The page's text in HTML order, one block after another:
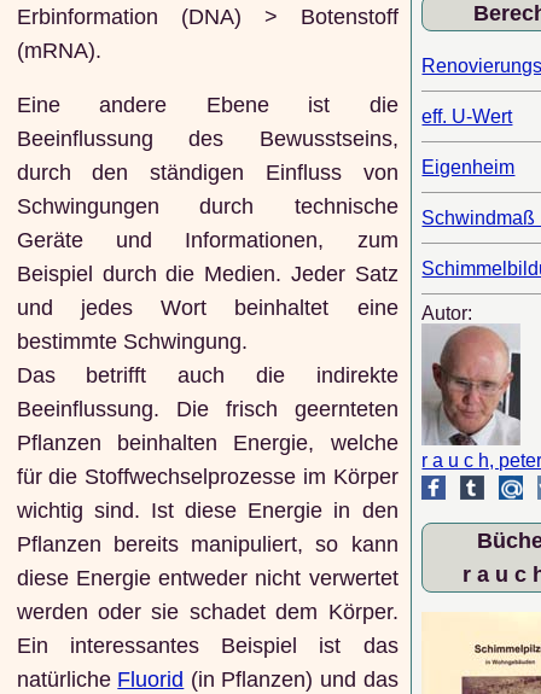
Erbinformation (DNA) > Botenstoff
(mRNA).
Eine andere Ebene ist die
Beeinflussung des Bewusstseins,
durch den ständigen Einfluss von
Schwingungen durch technische
Geräte und Informationen, zum
Beispiel durch die Medien. Jeder Satz
und jedes Wort beinhaltet eine
bestimmte Schwingung.
Das betrifft auch die indirekte
Beeinflussung. Die frisch geernteten
Pflanzen beinhalten Energie, welche
für die Stoffwechselprozesse im Körper
wichtig sind. Ist diese Energie in den
Pflanzen bereits manipuliert, so kann
diese Energie entweder nicht verwertet
werden oder sie schadet dem Körper.
Ein interessantes Beispiel ist das
natürliche Fluorid (in Pflanzen) und das
eff. U-Wert
Eigenheim
Schwindmaß
Autor:
r a u c h,
r a u c